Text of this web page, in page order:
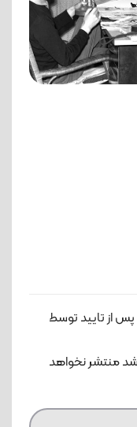
از تایید توسط
منتشر نخواهد